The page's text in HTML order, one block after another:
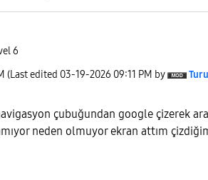
6
(Last edited ‎03-19-2026 09:11 PM by
çubuğundan google çizerek
neden olmuyor ekran attım